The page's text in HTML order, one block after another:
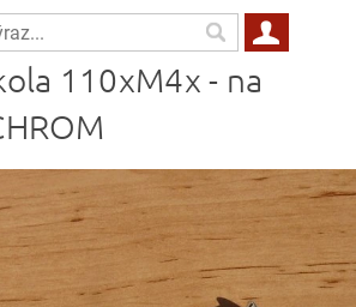
110xM4x - na